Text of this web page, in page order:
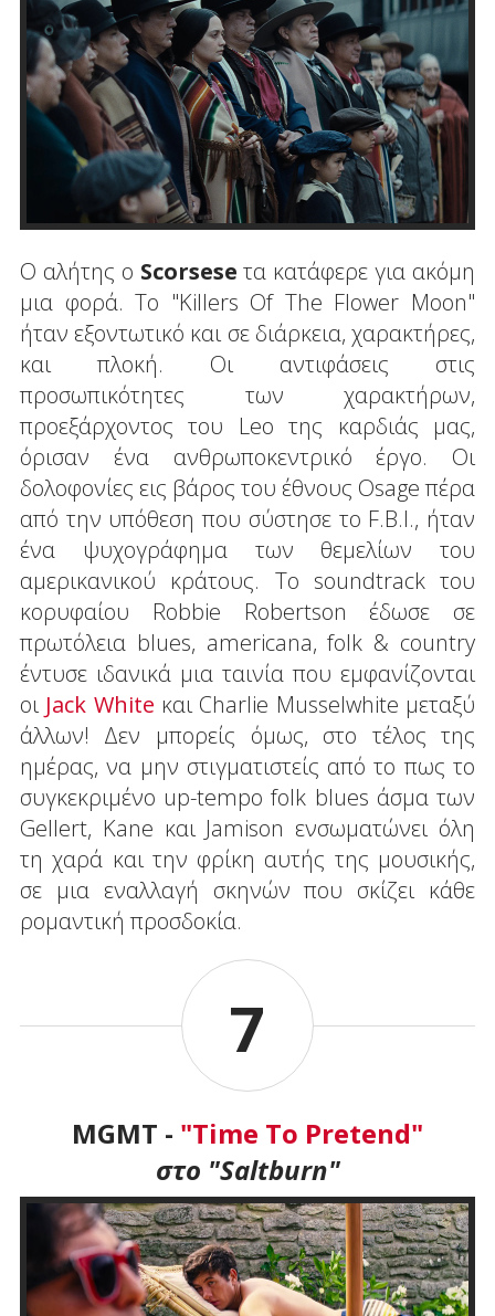
Ο αλήτης ο Scorsese τα κατάφερε για ακόμη
μια φορά. Το "Killers Of The Flower Moon"
ήταν εξοντωτικό και σε διάρκεια, χαρακτήρες,
και πλοκή. Οι αντιφάσεις στις
προσωπικότητες των χαρακτήρων,
προεξάρχοντος του Leo της καρδιάς μας,
όρισαν ένα ανθρωποκεντρικό έργο. Οι
δολοφονίες εις βάρος του έθνους Osage πέρα
από την υπόθεση που σύστησε το F.B.I., ήταν
ένα ψυχογράφημα των θεμελίων του
αμερικανικού κράτους. Το soundtrack του
κορυφαίου Robbie Robertson έδωσε σε
πρωτόλεια blues, americana, folk & country
έντυσε ιδανικά μια ταινία που εμφανίζονται
οι Jack White και Charlie Musselwhite μεταξύ
άλλων! Δεν μπορείς όμως, στο τέλος της
ημέρας, να μην στιγματιστείς από το πως το
συγκεκριμένο up-tempo folk blues άσμα των
Gellert, Kane και Jamison ενσωματώνει όλη
τη χαρά και την φρίκη αυτής της μουσικής,
σε μια εναλλαγή σκηνών που σκίζει κάθε
ρομαντική προσδοκία.
7
MGMT - "Time To Pretend"
στο "Saltburn"